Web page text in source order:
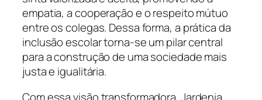
empatia, a cooperação e o respeito mútuo
entre os colegas. Dessa forma, a prática da
inclusão escolar torna-se um pilar central
para a construção de uma sociedade mais
justa e igualitária.
Com essa visão transformadora, Jardenia